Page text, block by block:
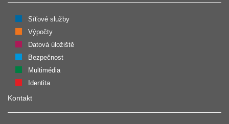
Síťové služby
Výpočty
Datová úložiště
Bezpečnost
Multimédia
Identita
Kontakt